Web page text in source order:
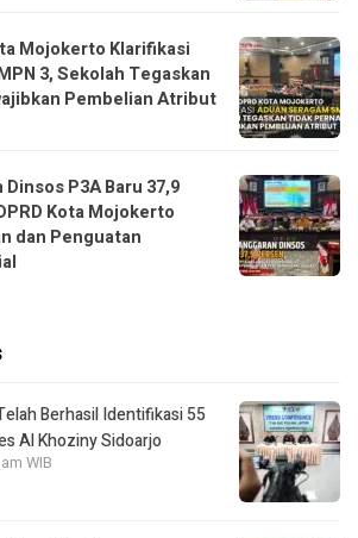
Mojokerto Klarifikasi
3, Sekolah Tegaskan
Pembelian Atribut
P3A Baru 37,9
Kota Mojokerto
dan Penguatan
Berhasil Identifikasi 55
Al Khoziny Sidoarjo
WIB